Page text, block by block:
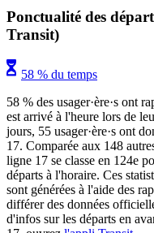
Ponctualité des
Transit)
58 % du temps
58 % des usager·ère·s ont
est arrivé à l'heure lors de
jours, 55 usager·ère·s ont
17. Comparée aux 148
ligne 17 se classe en 124e
départs à l'horaire. Ces
sont générées à l'aide des
différer des données
d'infos sur les départs en